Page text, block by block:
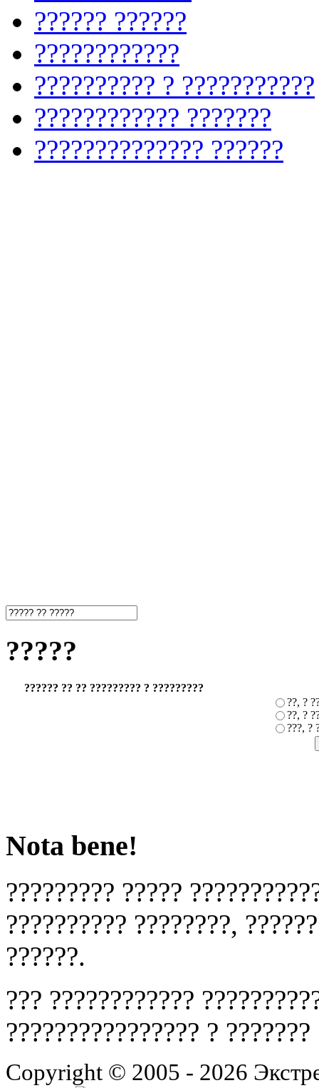
?????? ??????
????????????
?????????? ? ???????????
???????????? ???????
?????????????? ??????
?????
?????? ?? ?? ????????? ? ?????????
??, ?
??, ?
???, ?
Nota bene!
????????? ?????
?????????? ????????,
??????.
??? ????????????
???????????????? ? ???????
Copyright © 2005 - 2026